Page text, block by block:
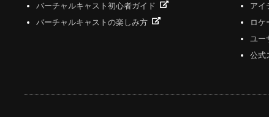
バーチャルキャスト初心者ガイド
バーチャルキャストの楽しみ方
アイ
ロケ
ユー
公式